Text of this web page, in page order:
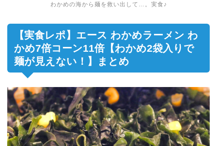
わかめの海から麺を救い出して…。実食♪
【実食レポ】エース わかめラーメン わ
かめ7倍コーン11倍【わかめ2袋入りで
麺が見えない！】まとめ